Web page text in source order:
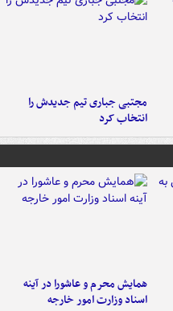
مجتبی جباری تیم جدیدش را
انتخاب کرد
همایش محرم و عاشورا در آینه
اسناد وزارت امور خارجه